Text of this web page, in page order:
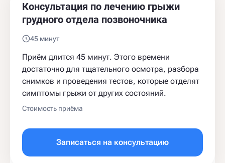
Консультация по лечению грыжи
грудного отдела позвоночника
45 минут
Приём длится 45 минут. Этого времени
достаточно для тщательного осмотра, разбора
снимков и проведения тестов, которые отделят
симптомы грыжи от других состояний.
Стоимость приёма
Записаться на консультацию